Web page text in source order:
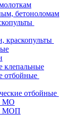
бетоноломам
краскопульты
клепальные
отбойные
отбойные
МО
МОП